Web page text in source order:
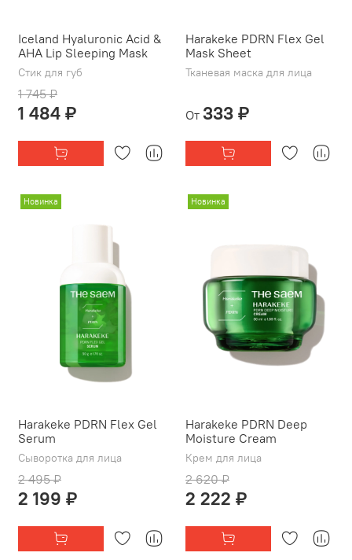
Iceland Hyaluronic Acid &
AHA Lip Sleeping Mask
Стик для губ
1 745 ₽
1 484 ₽
Harakeke PDRN Flex Gel
Mask Sheet
Тканевая маска для лица
От 333 ₽
Новинка
Harakeke PDRN Flex Gel
Serum
Сыворотка для лица
2 495 ₽
2 199 ₽
Новинка
Harakeke PDRN Deep
Moisture Cream
Крем для лица
2 620 ₽
2 222 ₽